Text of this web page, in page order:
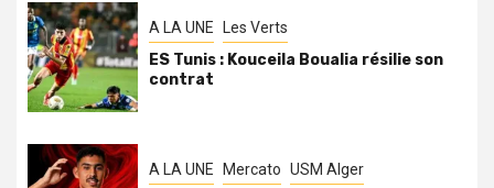
A LA UNE Les Verts
ES Tunis : Kouceila Boualia résilie son
contrat
A LA UNE Mercato USM Alger